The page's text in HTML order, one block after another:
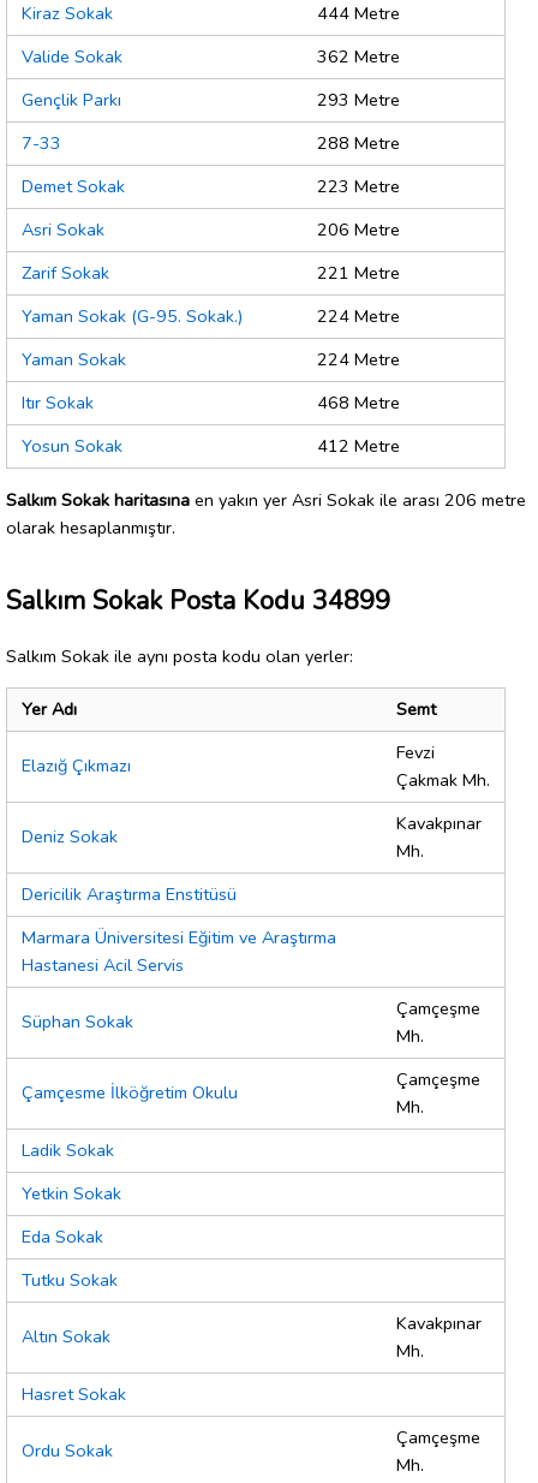
Kiraz Sokak
444 Metre
Valide Sokak
362 Metre
Gençlik Parkı
293 Metre
7-33
288 Metre
Demet Sokak
223 Metre
Asri Sokak
206 Metre
Zarif Sokak
221 Metre
Yaman Sokak (G-95. Sokak.)
224 Metre
Yaman Sokak
224 Metre
Itır Sokak
468 Metre
Yosun Sokak
412 Metre
Salkım Sokak haritasına en yakın yer Asri Sokak ile arası 206 metre
olarak hesaplanmıştır.
Salkım Sokak Posta Kodu 34899
Salkım Sokak ile aynı posta kodu olan yerler:
Yer Adı Semt
Elazığ Çıkmazı
Fevzi
Çakmak Mh.
Deniz Sokak
Kavakpınar
Mh.
Dericilik Araştırma Enstitüsü
Marmara Üniversitesi Eğitim ve Araştırma
Hastanesi Acil Servis
Süphan Sokak
Çamçeşme
Mh.
Çamçesme İlköğretim Okulu
Çamçeşme
Mh.
Ladik Sokak
Yetkin Sokak
Eda Sokak
Tutku Sokak
Altın Sokak
Kavakpınar
Mh.
Hasret Sokak
Ordu Sokak
Çamçeşme
Mh.